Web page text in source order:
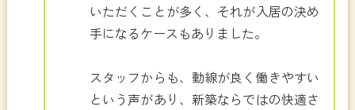
いただくことが多く、それが入居の決め
手になるケースもありました。
スタッフからも、動線が良く働きやすい
という声があり、新築ならではの快適さ